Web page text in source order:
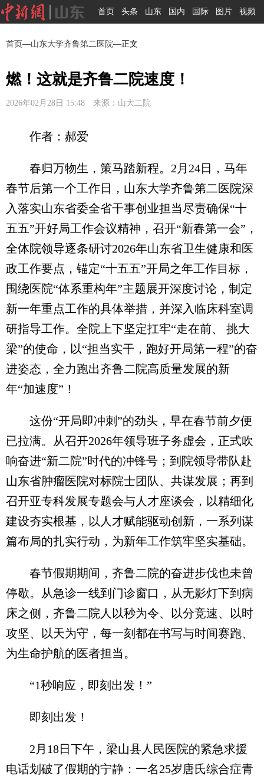
首页 头条 山东 国内 国际 图片 视频
首页—山东大学齐鲁第二医院—正文
燃！这就是齐鲁二院速度！
2026年02月28日 15:48 来源：山大二院
作者：郝爱
春归万物生，策马踏新程。2月24日，马年
春节后第一个工作日，山东大学齐鲁第二医院深
入落实山东省委全省干事创业担当尽责确保“十
五五”开好局工作会议精神，召开“新春第一会”，
全体院领导逐条研讨2026年山东省卫生健康和医
政工作要点，锚定“十五五”开局之年工作目标，
围绕医院“体系重构年”主题展开深度讨论，制定
新一年重点工作的具体举措，并深入临床科室调
研指导工作。全院上下坚定扛牢“走在前、 挑大
梁”的使命，以“担当实干，跑好开局第一程”的奋
进姿态，全力跑出齐鲁二院高质量发展的新
年“加速度”！
这份“开局即冲刺”的劲头，早在春节前夕便
已拉满。从召开2026年领导班子务虚会，正式吹
响奋进“新二院”时代的冲锋号；到院领导带队赴
山东省肿瘤医院对标院士团队、共谋发展；再到
召开亚专科发展专题会与人才座谈会，以精细化
建设夯实根基，以人才赋能驱动创新，一系列谋
篇布局的扎实行动，为新年工作筑牢坚实基础。
春节假期期间，齐鲁二院的奋进步伐也未曾
停歇。从急诊一线到门诊窗口，从无影灯下到病
床之侧，齐鲁二院人以秒为令、以分竞速、以时
攻坚、以天为守，每一刻都在书写与时间赛跑、
为生命护航的医者担当。
“1秒响应，即刻出发！”
即刻出发！
2月18日下午，梁山县人民医院的紧急求援
电话划破了假期的宁静：一名25岁唐氏综合症青